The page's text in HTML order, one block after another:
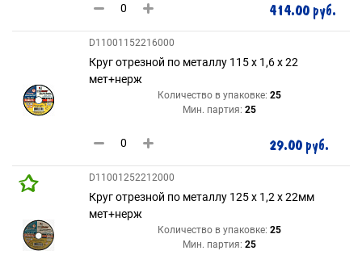
414.00 руб.
D11001152216000
Круг отрезной по металлу 115 х 1,6 х 22
мет+нерж
Количество в упаковке: 25
Мин. партия: 25
29.00 руб.
D11001252212000
Круг отрезной по металлу 125 х 1,2 х 22мм
мет+нерж
Количество в упаковке: 25
Мин. партия: 25